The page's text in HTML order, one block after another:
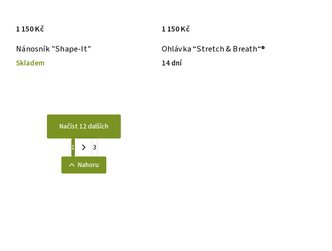
Nánosník "Shape-It"
Skladem
1 150 Kč
Ohlávka “Stretch & Breath“®
14 dní
1 150 Kč
Načíst 12 dalších
1
3
Nahoru